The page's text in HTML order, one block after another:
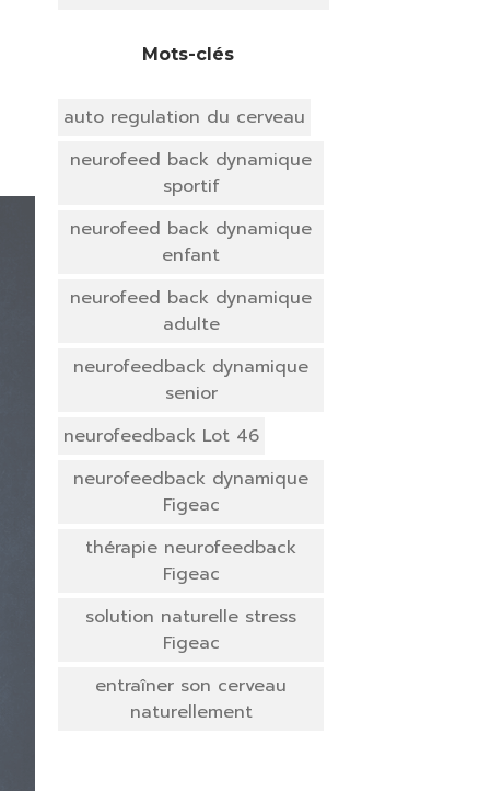
Mots-clés
auto regulation du cerveau
neurofeed back dynamique
sportif
neurofeed back dynamique
enfant
neurofeed back dynamique
adulte
neurofeedback dynamique
senior
neurofeedback Lot 46
neurofeedback dynamique
Figeac
thérapie neurofeedback
Figeac
solution naturelle stress
Figeac
entraîner son cerveau
naturellement